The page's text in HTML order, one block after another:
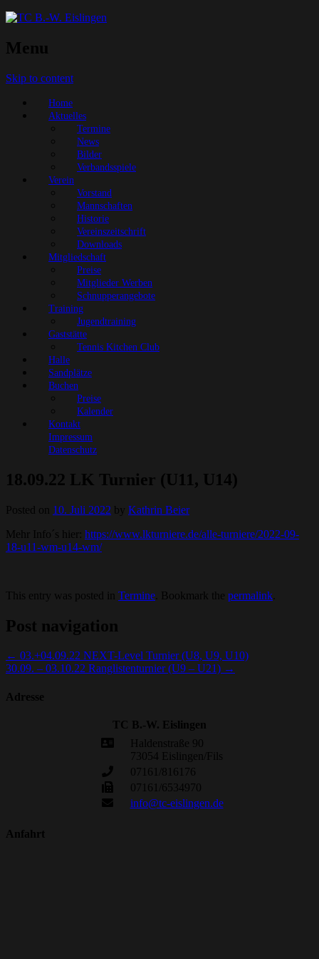
Menu
Skip to content
Home
Aktuelles
Termine
News
Bilder
Verbandsspiele
Verein
Vorstand
Mannschaften
Historie
Vereinszeitschrift
Downloads
Mitgliedschaft
Preise
Mitglieder Werben
Schnupperangebote
Training
Jugendtraining
Gaststätte
Tennis Kitchen Club
Halle
Sandplätze
Buchen
Preise
Kalender
Kontakt
Impressum
Datenschutz
18.09.22 LK Turnier (U11, U14)
Posted on 10. Juli 2022 by Kathrin Beier
Mehr Info´s hier: https://www.lkturniere.de/alle-turniere/2022-09-
18-u11-wm-u14-wm/
This entry was posted in Termine . Bookmark the permalink
Post navigation
← 03.+04.09.22 NEXT-Level Turnier (U8, U9, U10)
30.09. – 03.10.22 Ranglistenturnier (U9 – U21) →
Adresse
TC B.-W. Eislingen
Haldenstraße 90
73054 Eislingen/Fils
07161/816176
07161/6534970
info@tc-eislingen.de
Anfahrt